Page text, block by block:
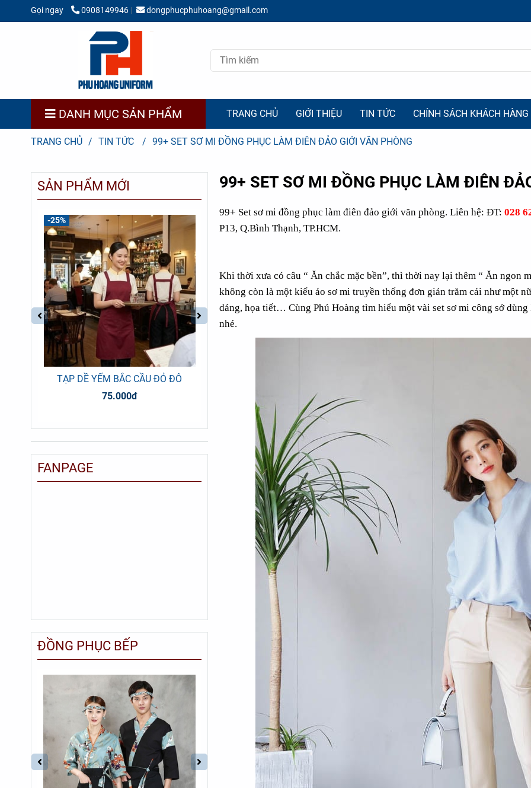
Gọi ngay 0908149946 dongphucphuhoang@gmail.com
DANH MỤC SẢN PHẨM TRANG CHỦ GIỚI THIỆU TIN TỨC CHÍNH SÁCH KHÁCH HÀNG
TRANG CHỦ / TIN TỨC / 99+ SET SƠ MI ĐỒNG PHỤC LÀM ĐIÊN ĐẢO GIỚI VĂN PHÒNG
99+ SET SƠ MI ĐỒNG PHỤC LÀM ĐIÊN
99+ Set sơ mi đồng phục làm điên đảo giới văn phòng. Liên hệ: ĐT: 028
P13, Q.Bình Thạnh, TP.HCM.
Khi thời xưa có câu “ Ăn chắc mặc bền”, thì thời nay lại thêm “ Ăn ngon
không còn là một kiểu áo sơ mi truyền thống đơn giản trăm cái như một
dáng, họa tiết… Cùng Phú Hoàng tìm hiểu một vài set sơ mi công sở
nhé.
SẢN PHẨM MỚI
TẠP DỀ YẾM BẮC CẦU ĐỎ ĐÔ
75.000đ
-25%
55.000đ
FANPAGE
ĐỒNG PHỤC BẾP